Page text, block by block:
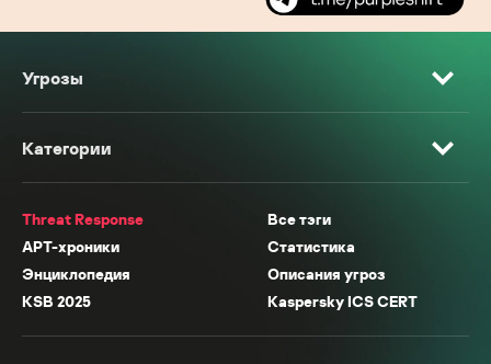
Угрозы
Категории
Threat Response
Все тэги
APT-хроники
Статистика
Энциклопедия
Описания угроз
KSB 2025
Kaspersky ICS CERT